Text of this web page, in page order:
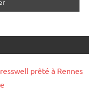
prêté à Rennes